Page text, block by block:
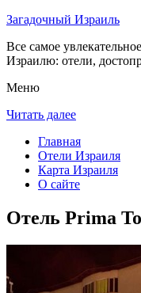
Загадочный Израиль
Все самое
Израилю: отели,
Меню
Читать далее
Главная
Отели Израиля
Карта Израиля
О сайте
Отель Prima